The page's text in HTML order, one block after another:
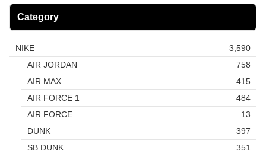
Category
NIKE
3,590
AIR JORDAN
758
AIR MAX
415
AIR FORCE 1
484
AIR FORCE
13
DUNK
397
SB DUNK
351